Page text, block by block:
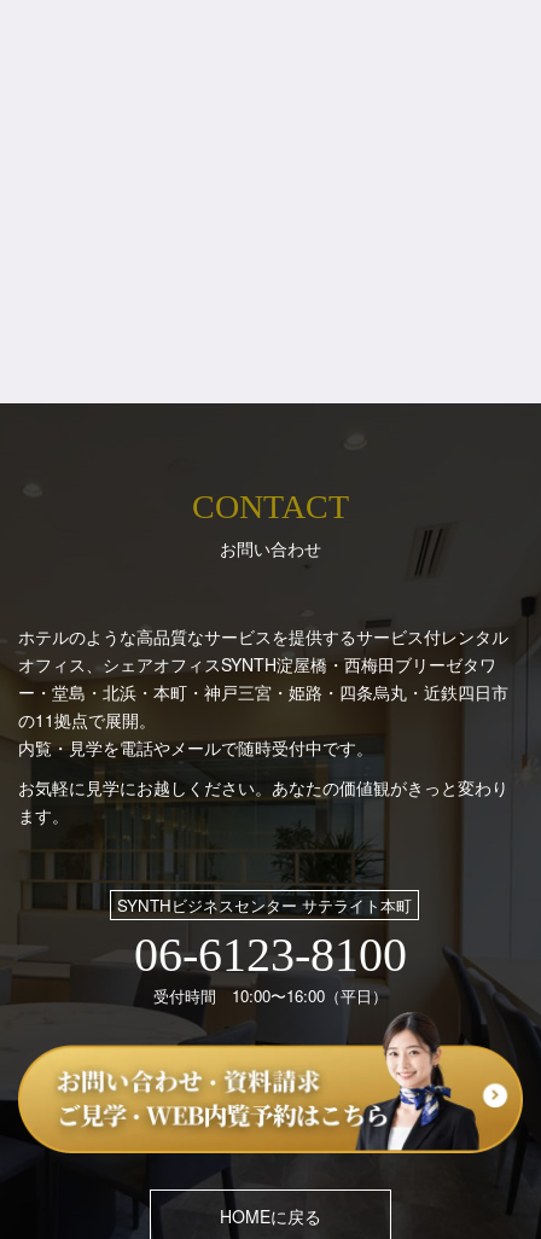
CONTACT
お問い合わせ
ホテルのような高品質なサービスを提供するサービス付レンタル
オフィス、シェアオフィスSYNTH淀屋橋・西梅田ブリーゼタワ
ー・堂島・北浜・本町・神戸三宮・姫路・四条烏丸・近鉄四日市
の11拠点で展開。
内覧・見学を電話やメールで随時受付中です。
お気軽に見学にお越しください。あなたの価値観がきっと変わり
ます。
SYNTHビジネスセンター サテライト本町
06-6123-8100
受付時間 10:00〜16:00（平日）
HOMEに戻る